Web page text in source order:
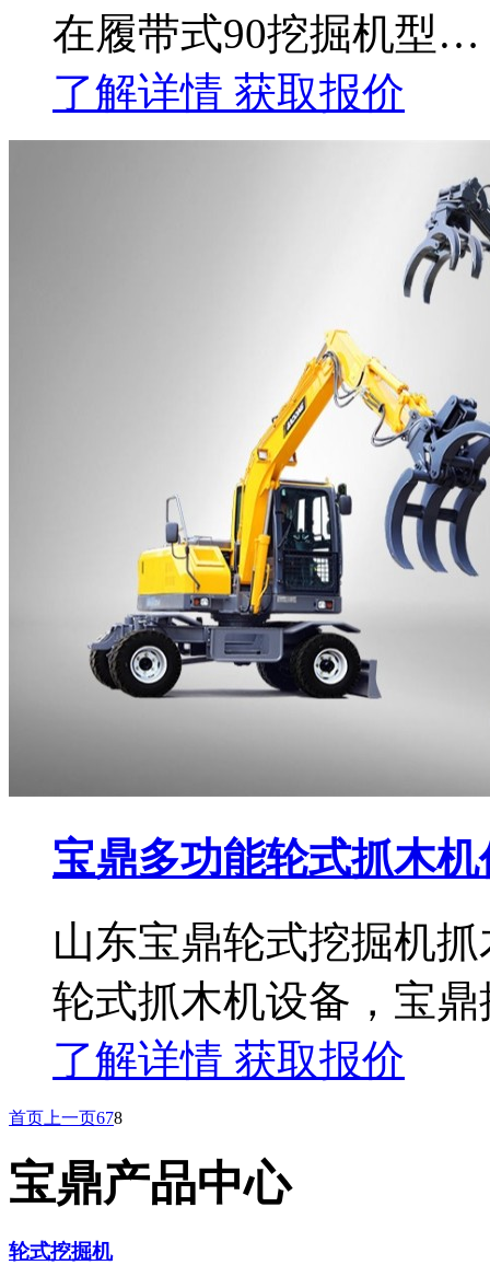
在履带式90挖掘机型…
了解详情 获取报价
宝鼎多功能轮式抓木
山东宝鼎轮式挖掘机
轮式抓木机设备，宝
了解详情 获取报价
首页 上一页678
宝鼎产品中心
轮式挖掘机